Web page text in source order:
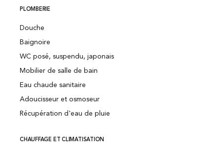
PLOMBERIE
Douche
Baignoire
WC posé, suspendu, japonais
Mobilier de salle de bain
Eau chaude sanitaire
Adoucisseur et osmoseur
Récupération d'eau de pluie
CHAUFFAGE ET CLIMATISATION